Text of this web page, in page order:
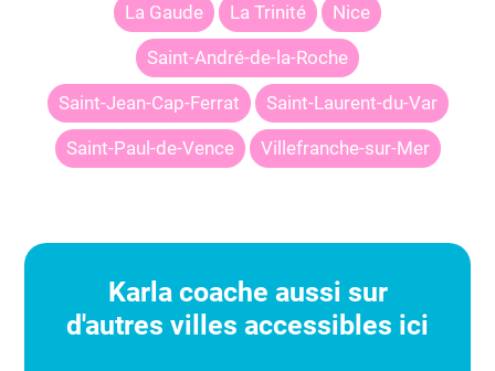
La Gaude La Trinité Nice
Saint-André-de-la-Roche
Saint-Jean-Cap-Ferrat Saint-Laurent-du-Var
Saint-Paul-de-Vence Villefranche-sur-Mer
Karlacoache aussi sur
d'autres villes accessibles ici